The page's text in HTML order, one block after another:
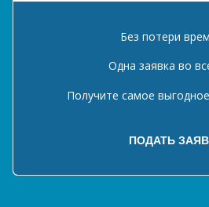
Без потери
Одна заявка во
Получите самое